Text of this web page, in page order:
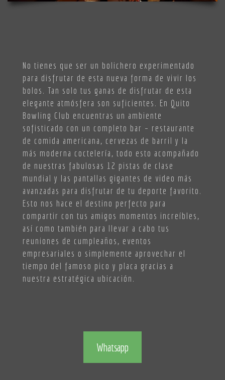
No tienes que ser un bolichero experimentado
para disfrutar de esta nueva forma de vivir los
bolos. Tan solo tus ganas de disfrutar de esta
elegante atmósfera son suficientes. En Quito
Bowling Club encuentras un ambiente
sofisticado con un completo bar – restaurante
de comida americana, cervezas de barril y la
más moderna coctelería, todo esto acompañado
de nuestras fabulosas 12 pistas de clase
mundial y las pantallas gigantes de video más
avanzadas para disfrutar de tu deporte favorito.
Esto nos hace el destino perfecto para
compartir con tus amigos momentos increíbles,
así como también para llevar a cabo tus
reuniones de cumpleaños, eventos
empresariales o simplemente aprovechar el
tiempo del famoso pico y placa gracias a
nuestra estratégica ubicación.
Whatsapp